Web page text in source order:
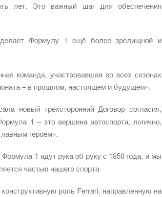
лет. Это важный шаг для обеспечения
Формулу 1 ещё более зрелищной и
команда, участвовавшая во всех сезонах
– в прошлом, настоящем и будущем».
новый трёхсторонний Договор согласия,
1 – это вершина автоспорта, логично,
героем».
1 идут рука об руку с 1950 года, и мы
частью нашего спорта.
роль Ferrari, направленную на